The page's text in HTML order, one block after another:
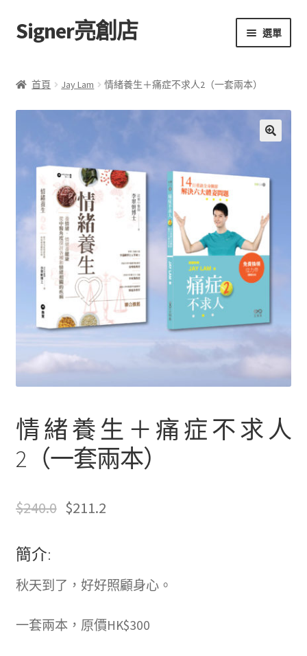
跳
至
覽
跳
至
要
容
Signer亮創店 選單
學校選書（中學）
「此時此地 看見亮光」2025特展
網上書店
無紙書
聯絡我們+郵費
登入
首頁 Jay Lam 情緒養生＋痛症不求人2（一套兩本）
情緒養生＋痛症不求人
2（一套兩本）
$240.0 $211.2
簡介:
秋天到了，好好照顧身心。
一套兩本，原價HK$300